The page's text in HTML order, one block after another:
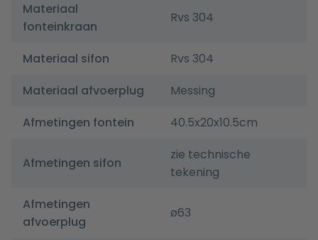
Materiaal
fonteinkraan
Rvs 304
Materiaal sifon
Rvs 304
Materiaal afvoerplug
Messing
Afmetingen fontein
40.5x20x10.5cm
Afmetingen sifon
zie technische
tekening
Afmetingen
afvoerplug
ø63